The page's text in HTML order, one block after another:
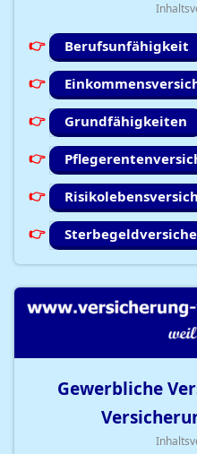
Berufsunfähigkeit
Grundfähigkeiten
Gewerbliche